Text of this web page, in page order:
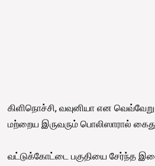
கிளிநொச்சி, வவுனியா என
மற்றைய இருவரும் பொலிஸாரால்
வட்டுக்கோட்டை பகுதியை சேர்ந்த